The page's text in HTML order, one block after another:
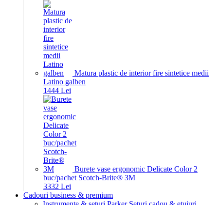
Matura plastic de interior fire sintetice medii
Latino galben
1444 Lei
Burete vase ergonomic Delicate Color 2
buc/pachet Scotch-Brite® 3M
3332 Lei
Cadouri business & premium